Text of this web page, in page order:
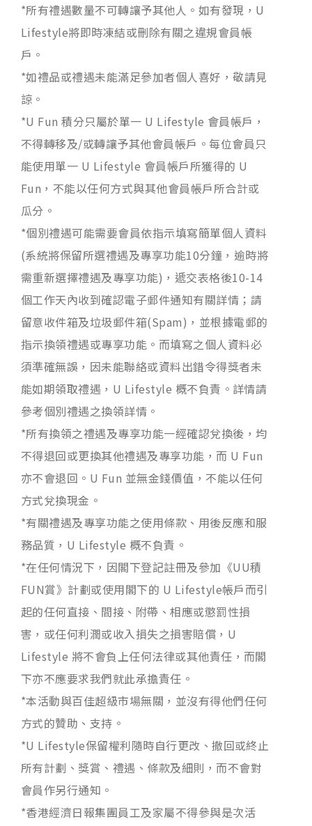
*所有禮遇數量不可轉讓予其他人。如有發現，U
Lifestyle將即時凍結或刪除有關之違規會員帳
戶。
*如禮品或禮遇未能滿足參加者個人喜好，敬請見
諒。
*U Fun 積分只屬於單一 U Lifestyle 會員帳戶，
不得轉移及/或轉讓予其他會員帳戶。每位會員只
能使用單一 U Lifestyle 會員帳戶所獲得的 U
Fun，不能以任何方式與其他會員帳戶所合計或
瓜分。
*個別禮遇可能需要會員依指示填寫簡單個人資料
(系統將保留所選禮遇及專享功能10分鐘，逾時將
需重新選擇禮遇及專享功能)，遞交表格後10-14
個工作天內收到確認電子郵件通知有關詳情；請
留意收件箱及垃圾郵件箱(Spam)，並根據電郵的
指示換領禮遇或專享功能。而填寫之個人資料必
須準確無誤，因未能聯絡或資料出錯令得獎者未
能如期領取禮遇，U Lifestyle 概不負責。詳情請
參考個別禮遇之換領詳情。
*所有換領之禮遇及專享功能一經確認兌換後，均
不得退回或更換其他禮遇及專享功能，而 U Fun
亦不會退回。U Fun 並無金錢價值，不能以任何
方式兌換現金。
*有關禮遇及專享功能之使用條款、用後反應和服
務品質，U Lifestyle 概不負責。
*在任何情況下，因閣下登記註冊及參加《UU積
FUN賞》計劃或使用閣下的 U Lifestyle帳戶而引
起的任何直接、間接、附帶、相應或懲罰性損
害，或任何利潤或收入損失之損害賠償，U
Lifestyle 將不會負上任何法律或其他責任，而閣
下亦不應要求我們就此承擔責任。
*本活動與百佳超級市場無關，並沒有得他們任何
方式的贊助、支持。
*U Lifestyle保留權利隨時自行更改、撤回或終止
所有計劃、獎賞、禮遇、條款及細則，而不會對
會員作另行通知。
*香港經濟日報集團員工及家屬不得參與是次活